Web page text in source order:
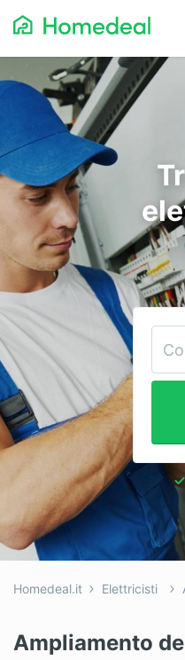
Progetti più richiesti
Architetti
Automazione
Bioedilizia
Condizionatori
Domotica
Elettricisti
Giardinieri
Idraulici
Imbianchini
Infissi
Isolamento
Nuove Costruzioni
Pannelli Solari
Pavimenti
Homedeal.it Elettricisti
Ampliamento